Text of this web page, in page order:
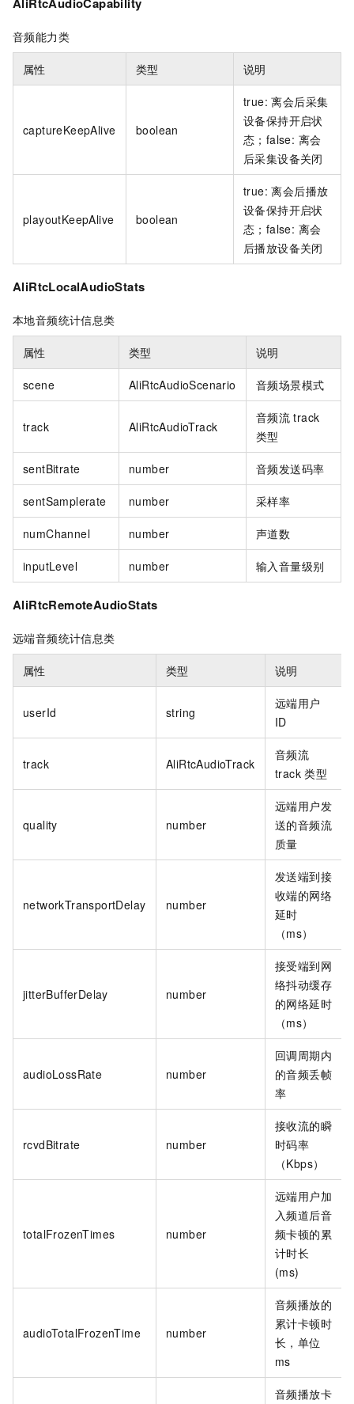
音频能力类
属性 类型 说明
captureKeepAlive boolean
true: 离会后采集
设备保持开启状
态；false: 离会
后采集设备关闭
playoutKeepAlive boolean
true: 离会后播放
设备保持开启状
态；false: 离会
后播放设备关闭
AliRtcLocalAudioStats
本地音频统计信息类
属性 类型 说明
scene AliRtcAudioScenario 音频场景模式
track AliRtcAudioTrack
音频流 track
类型
sentBitrate number 音频发送码率
sentSamplerate number 采样率
numChannel number 声道数
inputLevel number 输入音量级别
AliRtcRemoteAudioStats
远端音频统计信息类
属性 类型 说明
userId string
远端用户
ID
track AliRtcAudioTrack
音频流
track 类型
quality number
远端用户发
送的音频流
质量
networkTransportDelay number
发送端到接
收端的网络
延时
（ms）
jitterBufferDelay number
接受端到网
络抖动缓存
的网络延时
（ms）
audioLossRate number
回调周期内
的音频丢帧
率
rcvdBitrate number
接收流的瞬
时码率
（Kbps）
totalFrozenTimes number
远端用户加
入频道后音
频卡顿的累
计时长
(ms)
audioTotalFrozenTime number
音频播放的
累计卡顿时
长，单位
ms
音频播放卡